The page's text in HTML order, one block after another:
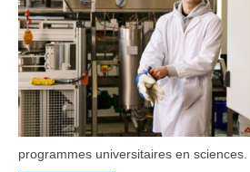
programmes universitaires en sciences.